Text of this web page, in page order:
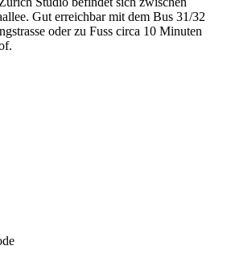
Gut erreichbar mit dem Bus 31/32
oder zu Fuss circa 10 Minuten